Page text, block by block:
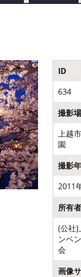
ID
634
撮影
上越
園
撮影
2011
所有者
(公社)
ンベ
会
画像